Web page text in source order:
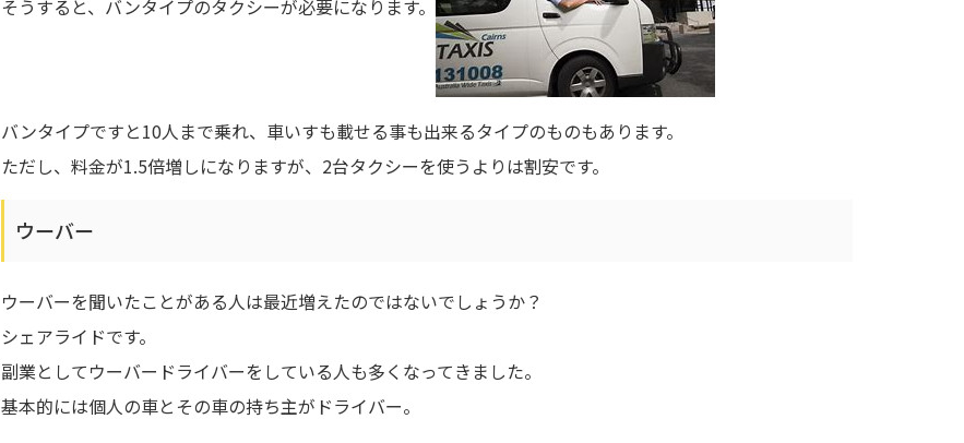
そうすると、バンタイプのタクシーが必要になります。
バンタイプですと10人まで乗れ、車いすも載せる事も出来るタイプのものもあります。
ただし、料金が1.5倍増しになりますが、2台タクシーを使うよりは割安です。
ウーバー
ウーバーを聞いたことがある人は最近増えたのではないでしょうか？
シェアライドです。
副業としてウーバードライバーをしている人も多くなってきました。
基本的には個人の車とその車の持ち主がドライバー。